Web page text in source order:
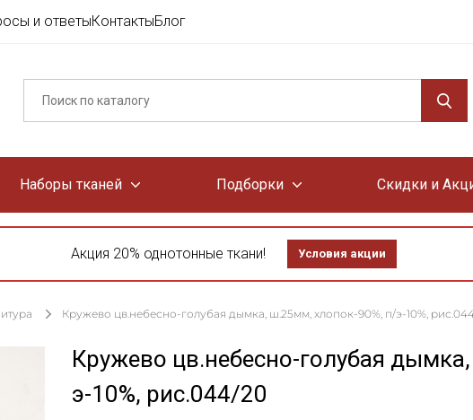
и ответыКонтактыБлог
Наборы тканей Подборки Скидки и
Акция 20% однотонные ткани! Условия акции
Кружево цв.небесно-голубая дымка, ш.25мм, хлопок-90%, п/э-10%,
Кружево цв.небесно-голубая
э-10%, рис.044/20